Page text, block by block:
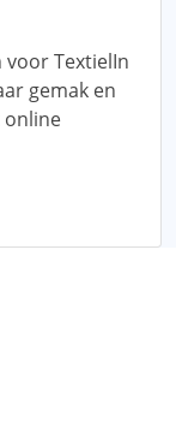
voor TextielIn
gemak en
online